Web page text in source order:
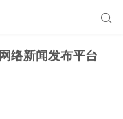

络新闻发布平台